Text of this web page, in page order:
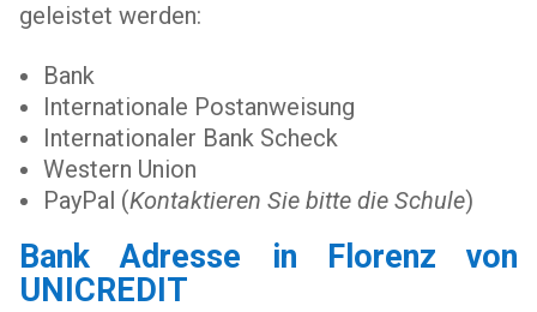
geleistet werden:
Bank
Internationale Postanweisung
Internationaler Bank Scheck
Western Union
PayPal (Kontaktieren Sie bitte die Schule)
Bank Adresse in Florenz von
UNICREDIT